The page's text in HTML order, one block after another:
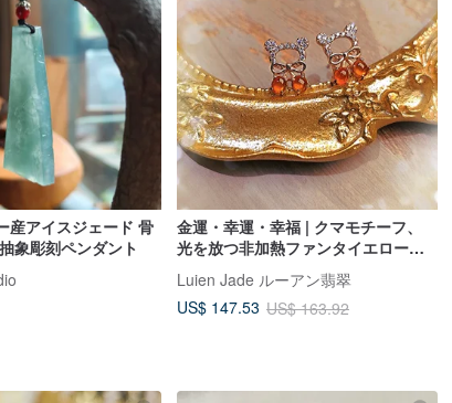
産アイスジェード 骨
象彫刻ペンダント
金運・幸運・幸福 | クマモチーフ、
光を放つ非加熱ファンタイエロー翡
翠、アイスジェード | ミャンマー産A
貨翡翠、純銀ピアス
Luien Jade ルーアン翡翠
US$ 147.53 US$ 163.92